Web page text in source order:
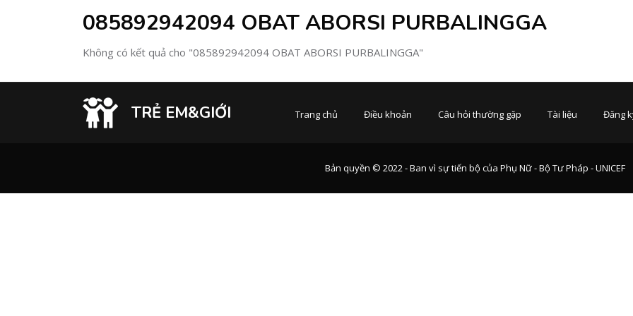
085892942094 OBAT ABORSI PURBALINGGA
Không có kết quả cho "085892942094 OBAT ABORSI PURBALINGGA"
TRẺ EM&GIỚI Trang chủ Điều khoản Câu hỏi thường gặp Tài liệu Đăng
Bản quyền © 2022 - Ban vì sự tiến bộ của Phụ Nữ - Bộ Tư Pháp - UNICEF